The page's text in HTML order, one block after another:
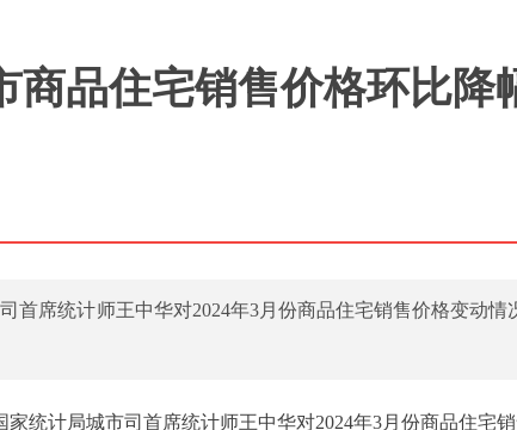
商品住宅销售价格环比降
首席统计师王中华对2024年3月份商品住宅销售价格变动情
统计局城市司首席统计师王中华对2024年3月份商品住宅